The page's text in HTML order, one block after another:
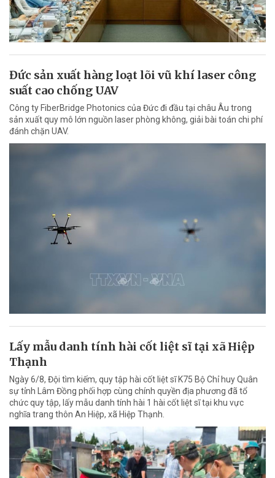
Đức sản xuất hàng loạt lõi vũ khí laser công
suất cao chống UAV
Công ty FiberBridge Photonics của Đức đi đầu tại châu Âu trong
sản xuất quy mô lớn nguồn laser phòng không, giải bài toán chi phí
đánh chặn UAV.
Lấy mẫu danh tính hài cốt liệt sĩ tại xã Hiệp
Thạnh
Ngày 6/8, Đội tìm kiếm, quy tập hài cốt liệt sĩ K75 Bộ Chỉ huy Quân
sự tỉnh Lâm Đồng phối hợp cùng chính quyền địa phương đã tổ
chức quy tập, lấy mẫu danh tính hài 1 hài cốt liệt sĩ tại khu vực
nghĩa trang thôn An Hiệp, xã Hiệp Thạnh.